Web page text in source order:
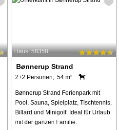
Haus: 58358
Bønnerup Strand
2+2 Personen, 54 m²
Bønnerup Strand Ferienpark mit
Pool, Sauna, Spielplatz, Tischtennis,
Billard und Minigolf. Ideal für Urlaub
mit der ganzen Familie.